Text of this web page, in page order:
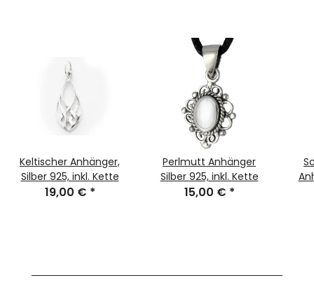
Keltischer Anhänger,
Silber 925, inkl. Kette
19,00 € *
Perlmutt Anhänger
Silber 925, inkl. Kette
15,00 € *